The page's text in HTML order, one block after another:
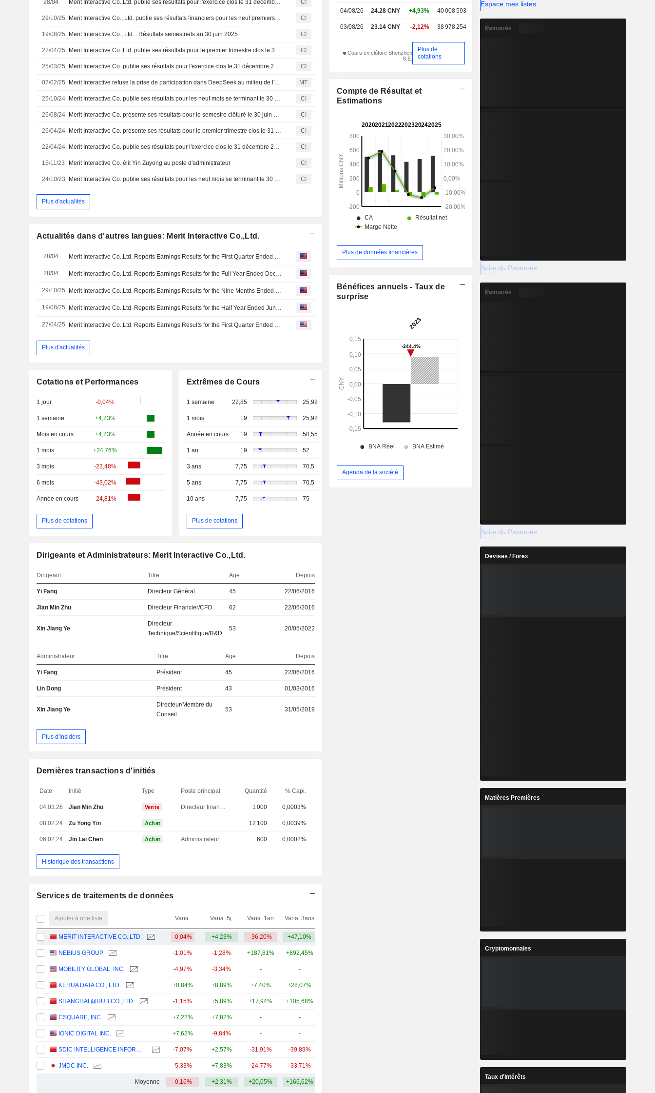
28/04 Merit Interactive Co.,Ltd. publie ses résultats pour l'exercice clos le 31 décembre 2025 CI
29/10/25 Merit Interactive Co., Ltd. publie ses résultats financiers pour les neuf premiers mois clos le 30 septembre 2025 CI
19/08/25 Merit Interactive Co., Ltd. : Résultats semestriels au 30 juin 2025 CI
27/04/25 Merit Interactive Co.,Ltd. publie ses résultats pour le premier trimestre clos le 31 mars 2025 CI
25/03/25 Merit Interactive Co. publie ses résultats pour l'exercice clos le 31 décembre 2024 CI
07/02/25 Merit Interactive refuse la prise de participation dans DeepSeek au milieu de l'envolée des actions ; les actions augmentent de 14 %. MT
25/10/24 Merit Interactive Co. publie ses résultats pour les neuf mois se terminant le 30 septembre 2024 CI
26/08/24 Merit Interactive Co. présente ses résultats pour le semestre clôturé le 30 juin 2024 CI
26/04/24 Merit Interactive Co. présente ses résultats pour le premier trimestre clos le 31 mars 2024 CI
22/04/24 Merit Interactive Co. publie ses résultats pour l'exercice clos le 31 décembre 2023 CI
15/11/23 Merit Interactive Co. élit Yin Zuyong au poste d'administrateur CI
24/10/23 Merit Interactive Co. publie ses résultats pour les neuf mois se terminant le 30 septembre 2023 CI
Plus d'actualités
Actualités dans d'autres langues: Merit Interactive Co.,Ltd.
28/04
28/04
29/10/25
19/08/25
27/04/25
Plus d'actualités
Cotations et Performances
1 jour -0,04%
1 semaine +4,23%
Mois en cours +4,23%
1 mois +24,76%
3 mois -23,48%
6 mois -43,02%
Année en cours -24,81%
Plus de cotations
Extrêmes de Cours
1 semaine 22,85 25,92
1 mois 19 25,92
Année en cours 19 50,55
1 an 19 52
3 ans 7,75 70,5
5 ans 7,75 70,5
10 ans 7,75 75
Plus de cotations
Dirigeants et Administrateurs: Merit Interactive Co.,Ltd.
Dirigeant Titre Age Depuis
Yi Fang Directeur Général 45 22/06/2016
Jian Min Zhu Directeur Financier/CFO 62 22/06/2016
Xin Jiang Ye
Directeur
Technique/Scientifique/R&D
53 20/05/2022
Administrateur Titre Age Depuis
Yi Fang Président 45 22/06/2016
Lin Dong Président 43 01/03/2016
Xin Jiang Ye
Directeur/Membre du
Conseil
53 31/05/2019
Plus d'insiders
Dernières transactions d'initiés
Date Initié Type Poste principal Quantité % Capi.
04.03.26 Jian Min Zhu Vente Directeur financier 1 000 0,0003%
08.02.24 Zu Yong Yin Achat 12 100 0,0039%
06.02.24 Jin Lai Chen Achat Administrateur 600 0,0002%
Historique des transactions
Services de traitements de données
Ajouter à une liste Varia. Varia. 5j. Varia. 1an Varia. 3ans
MERIT INTERACTIVE CO.,LTD. -0,04% +4,23% -36,20% +47,10%
NEBIUS GROUP -1,01% -1,28% +187,81% +892,45%
MOBILITY GLOBAL, INC. -4,97% -3,34% - -
KEHUA DATA CO., LTD. +0,84% +8,89% +7,40% +28,07%
SHANGHAI @HUB CO.,LTD. -1,15% +5,89% +17,94% +105,68%
CSQUARE, INC. +7,22% +7,82% - -
IONIC DIGITAL INC. +7,62% -9,84% - -
SDIC INTELLIGENCE INFORMATION TECHNOLOGY CO., LTD. -7,07% +2,57% -31,91% -39,89%
JMDC INC. -5,33% +7,83% -24,77% -33,71%
Moyenne -0,16% +2,31% +20,05% +166,62%
04/08/26 24.28 CNY +4,93% 40 008 593
03/08/26 23.14 CNY -2,12% 38 978 254
Cours en clôture Shenzhen
S.E.
Plus de
cotations
Compte de Résultat et
Estimations
Plus de données financières
Bénéfices annuels - Taux de
surprise
Agenda de la société
Espace mes listes
Palmarès
Suite du Palmarès
Palmarès
Suite du Palmarès
Devises / Forex
Matières Premières
Cryptomonnaies
Taux d'Intérêts